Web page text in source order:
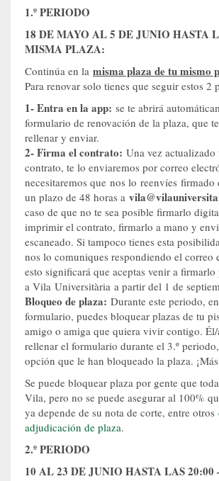
1.º PERIODO
18 DE MAYO AL 5 DE JUNIO HASTA
MISMA PLAZA:
Continúa en la misma plaza de tu mismo
Para renovar solo tienes que seguir estos 2
1- Entra en la app: se te abrirá
formulario de renovación de la plaza, que
rellenar y enviar.
2- Firma el contrato: Una vez actualizado
contrato, te lo enviaremos por correo
necesitaremos que nos lo reenvíes firmado
un plazo de 48 horas a
caso de que no te sea posible firmarlo
imprimir el contrato, firmarlo a mano y
escaneado. Si tampoco tienes esta
nos lo comuniques respondiendo el correo
esto significará que aceptas venir a firmarlo
a Vila Universitària a partir del 1 de
Bloqueo de plaza: Durante este periodo,
formulario, puedes bloquear plazas de tu
amigo o amiga que quiera vivir contigo. Él/
rellenar el formulario durante el 3.º
opción que le han bloqueado la plaza.
Se puede bloquear plaza por gente que
Vila, pero no se puede asegurar al 100%
ya depende de su nota de corte, entre otros
adjudicación de plaza.
2.º PERIODO
10 AL 23 DE JUNIO HASTA LAS